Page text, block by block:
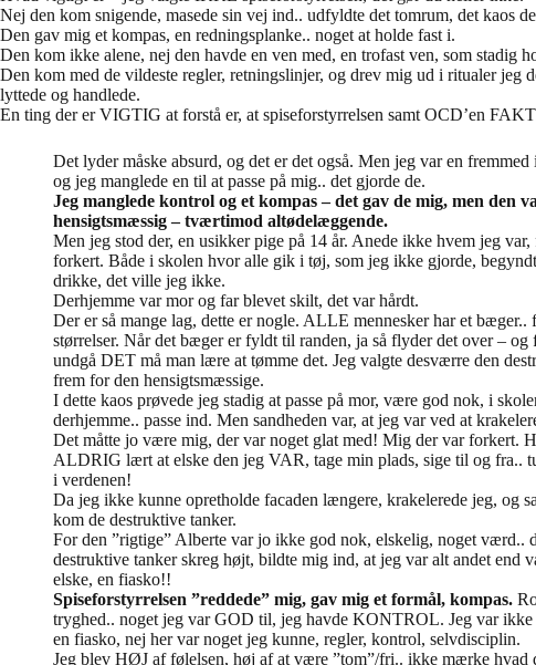
Nej den kom snigende, masede sin vej ind.. udfyldte det tomrum, det kaos
Den gav mig et kompas, en redningsplanke.. noget at holde fast i.
Den kom ikke alene, nej den havde en ven med, en trofast ven, som
Den kom med de vildeste regler, retningslinjer, og drev mig ud i ritualer
lyttede og handlede.
En ting der er VIGTIG at forstå er, at spiseforstyrrelsen samt OCD’en
Det lyder måske absurd, og det er det også. Men jeg var en
og jeg manglede en til at passe på mig.. det gjorde de.
Jeg manglede kontrol og et kompas – det gav de mig, men den
hensigtsmæssig – tværtimod altødelæggende.
Men jeg stod der, en usikker pige på 14 år. Anede ikke hvem jeg
forkert. Både i skolen hvor alle gik i tøj, som jeg ikke gjorde,
drikke, det ville jeg ikke.
Derhjemme var mor og far blevet skilt, det var hårdt.
Der er så mange lag, dette er nogle. ALLE mennesker har et bæger..
størrelser. Når det bæger er fyldt til randen, ja så flyder det over – og
undgå DET må man lære at tømme det. Jeg valgte desværre den
frem for den hensigtsmæssige.
I dette kaos prøvede jeg stadig at passe på mor, være god nok, i
derhjemme.. passe ind. Men sandheden var, at jeg var ved at
Det måtte jo være mig, der var noget glat med! Mig der var forkert.
ALDRIG lært at elske den jeg VAR, tage min plads, sige til og fra..
i verdenen!
Da jeg ikke kunne opretholde facaden længere, krakelerede jeg, og
kom de destruktive tanker.
For den ”rigtige” Alberte var jo ikke god nok, elskelig, noget værd..
destruktive tanker skreg højt, bildte mig ind, at jeg var alt andet end
elske, en fiasko!!
Spiseforstyrrelsen ”reddede” mig, gav mig et formål, kompas.
tryghed.. noget jeg var GOD til, jeg havde KONTROL. Jeg var
en fiasko, nej her var noget jeg kunne, regler, kontrol, selvdisciplin.
Jeg blev HØJ af følelsen, høj af at være ”tom”/fri.. ikke mærke hvad